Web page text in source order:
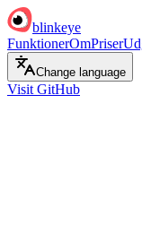
blinkeye
FunktionerOmPriser
Change language
Visit GitHub